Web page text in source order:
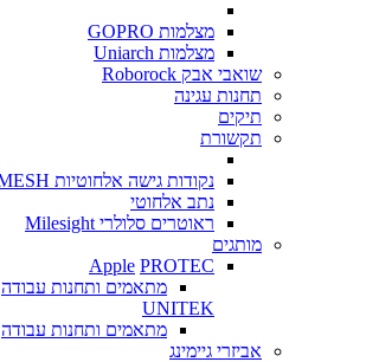
מצלמות GOPRO
מצלמות Uniarch
שואבי אבק Roborock
תחנות עגינה
תיקים
תקשורת
נקודות גישה אלחוטיות MESH
נתב אלחוטי
ראוטרים סלולרי Milesight
מותגים
Apple PROTEC
מתאמים ותחנות עבודה
UNITEK
מתאמים ותחנות עבודה
אביזרי גיימינג